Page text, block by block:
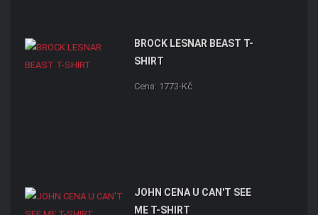
BROCK LESNAR BEAST T-
SHIRT
Cena: 1773-Kč
JOHN CENA U CAN'T SEE
ME T-SHIRT